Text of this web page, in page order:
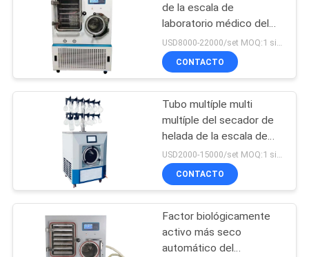
CONTROL
CALIDAD
ÉNTRENOS
CONTACTO
instrumentos de la
prueba de
laboratorio
Prueba de tinta de
offset de flexo
29
de la escala de
laboratorio médico del
secador de helada del
laboratorio del vacío de
LGJ-200F
CONTACTO
Tubo multíple multi
multíple del secador de
helada de la escala de
laboratorio de LGJ-18T
80C AC220V
USD2000-15000/set MOQ:1 sistema
CONTACTO
Factor biológicamente
activo más seco
automático del